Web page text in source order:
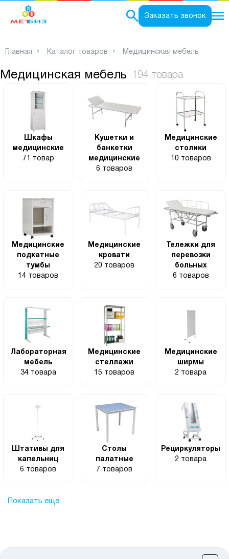
Заказать звонок
Главная Каталог товаров Медицинская мебель
Медицинская мебель 194 товара
Шкафы
медицинские
71 товар
Кушетки и
банкетки
медицинские
6 товаров
Медицинские
столики
10 товаров
Медицинские
подкатные
тумбы
14 товаров
Медицинские
кровати
20 товаров
Тележки для
перевозки
больных
6 товаров
Лабораторная
мебель
34 товара
Медицинские
стеллажи
15 товаров
Медицинские
ширмы
2 товара
Штативы для
капельниц
6 товаров
Столы
палатные
7 товаров
Рециркуляторы
2 товара
Показать ещё